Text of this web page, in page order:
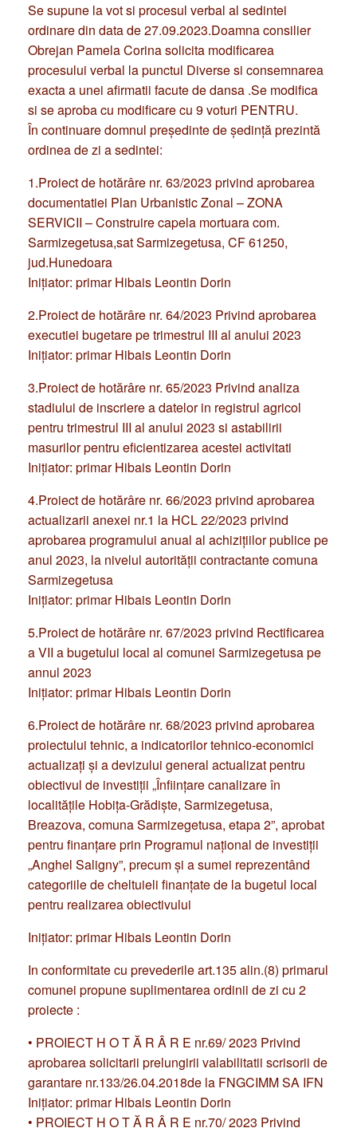
Se supune la vot si procesul verbal al sedintei
ordinare din data de 27.09.2023.Doamna consilier
Obrejan Pamela Corina solicita modificarea
procesului verbal la punctul Diverse si consemnarea
exacta a unei afirmatii facute de dansa .Se modifica
si se aproba cu modificare cu 9 voturi PENTRU.
În continuare domnul preşedinte de şedinţă prezintă
ordinea de zi a sedintei:
1.Proiect de hotărâre nr. 63/2023 privind aprobarea
documentatiei Plan Urbanistic Zonal – ZONA
SERVICII – Construire capela mortuara com.
Sarmizegetusa,sat Sarmizegetusa, CF 61250,
jud.Hunedoara
Iniţiator: primar Hibais Leontin Dorin
2.Proiect de hotărâre nr. 64/2023 Privind aprobarea
executiei bugetare pe trimestrul III al anului 2023
Iniţiator: primar Hibais Leontin Dorin
3.Proiect de hotărâre nr. 65/2023 Privind analiza
stadiului de inscriere a datelor in registrul agricol
pentru trimestrul III al anului 2023 si astabilirii
masurilor pentru eficientizarea acestei activitati
Iniţiator: primar Hibais Leontin Dorin
4.Proiect de hotărâre nr. 66/2023 privind aprobarea
actualizarii anexei nr.1 la HCL 22/2023 privind
aprobarea programului anual al achiziţiilor publice pe
anul 2023, la nivelul autorităţii contractante comuna
Sarmizegetusa
Iniţiator: primar Hibais Leontin Dorin
5.Proiect de hotărâre nr. 67/2023 privind Rectificarea
a VII a bugetului local al comunei Sarmizegetusa pe
annul 2023
Iniţiator: primar Hibais Leontin Dorin
6.Proiect de hotărâre nr. 68/2023 privind aprobarea
proiectului tehnic, a indicatorilor tehnico-economici
actualizați și a devizului general actualizat pentru
obiectivul de investiții „Înfiinţare canalizare în
localităţile Hobiţa-Grădişte, Sarmizegetusa,
Breazova, comuna Sarmizegetusa, etapa 2”, aprobat
pentru finanțare prin Programul național de investiții
„Anghel Saligny”, precum și a sumei reprezentând
categoriile de cheltuieli finanțate de la bugetul local
pentru realizarea obiectivului
Iniţiator: primar Hibais Leontin Dorin
In conformitate cu prevederile art.135 alin.(8) primarul
comunei propune suplimentarea ordinii de zi cu 2
proiecte :
• PROIECT H O T Ă R Â R E nr.69/ 2023 Privind
aprobarea solicitarii prelungirii valabilitatii scrisorii de
garantare nr.133/26.04.2018de la FNGCIMM SA IFN
Iniţiator: primar Hibais Leontin Dorin
• PROIECT H O T Ă R Â R E nr.70/ 2023 Privind